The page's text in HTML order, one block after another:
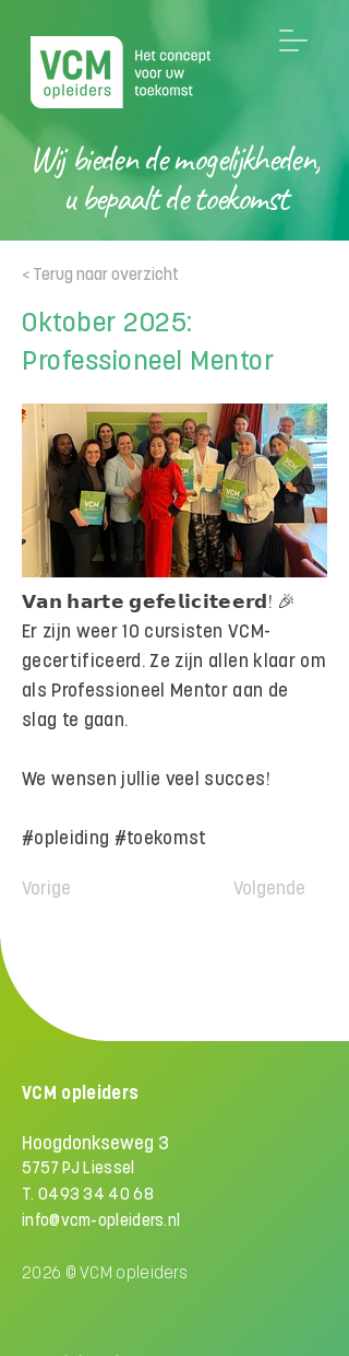
Wij bieden de mogelijkheden,
u bepaalt de toekomst
< Terug naar overzicht
Oktober 2025:
Professioneel Mentor
𝗩𝗮𝗻 𝗵𝗮𝗿𝘁𝗲 𝗴𝗲𝗳𝗲𝗹𝗶𝗰𝗶𝘁𝗲𝗲𝗿𝗱! 🎉
Er zijn weer 10 cursisten VCM-
gecertificeerd. Ze zijn allen klaar om
als Professioneel Mentor aan de
slag te gaan.
We wensen jullie veel succes!
#opleiding #toekomst
Vorige Volgende
VCM opleiders
Hoogdonkseweg 3
5757 PJ Liessel
T. 0493 34 40 68
info@vcm-opleiders.nl
2026 © VCM opleiders